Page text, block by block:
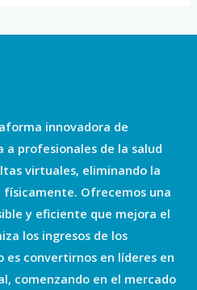
innovadora de
profesionales de la salud
virtuales, eliminando la
físicamente. Ofrecemos una
y eficiente que mejora el
los ingresos de los
es convertirnos en líderes en
comenzando en el mercado